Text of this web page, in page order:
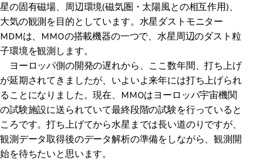
星の固有磁場、周辺環境(磁気圏・太陽風との相互作用)、
大気の観測を目的としています。水星ダストモニター
MDMは、MMOの搭載機器の一つで、水星周辺のダスト粒
子環境を観測します。
ヨーロッパ側の開発の遅れから、ここ数年間、打ち上げ
が延期されてきましたが、いよいよ来年には打ち上げられ
ることになりました。現在、MMOはヨーロッパ宇宙機関
の試験施設に送られていて最終段階の試験を行っていると
ころです。打ち上げてから水星までは長い道のりですが、
観測データ取得後のデータ解析の準備をしながら、観測開
始を待ちたいと思います。